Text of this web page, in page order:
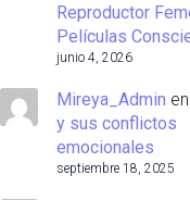
Reproductor
Películas
junio 4, 2026
Mireya_Admin en
y sus conflictos
emocionales
septiembre 18, 2025